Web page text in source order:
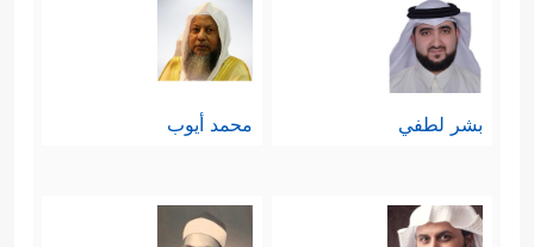
بشر لطفي محمد أيوب